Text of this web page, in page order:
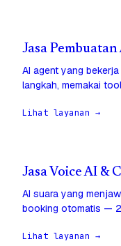
Jasa
AI agent yang
langkah, memakai
Lihat layanan →
Jasa Voice AI &
AI suara yang
booking otomatis —
Lihat layanan →